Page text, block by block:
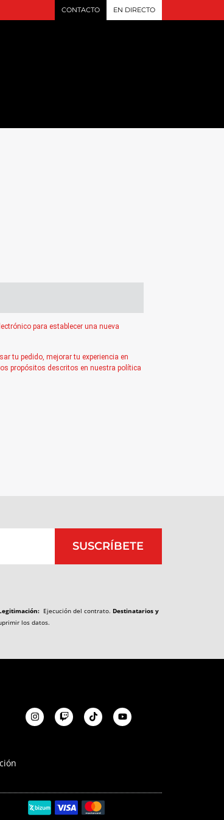
CONTACTO EN DIRECTO
para establecer una nueva
tu pedido, mejorar tu experiencia en
propósitos descritos en nuestra política
SUSCRÍBETE
Ejecución del contrato. Destinatarios y
los datos.